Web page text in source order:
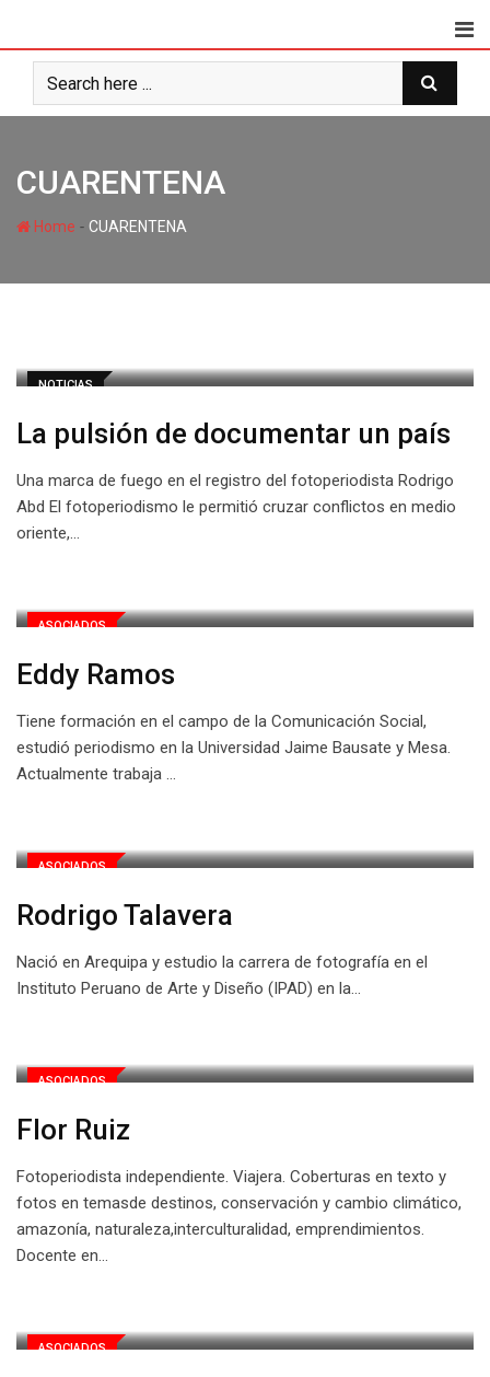
CUARENTENA
Home - CUARENTENA
NOTICIAS
La pulsión de documentar un país
Una marca de fuego en el registro del fotoperiodista Rodrigo
Abd El fotoperiodismo le permitió cruzar conflictos en medio
oriente,…
ASOCIADOS
Eddy Ramos
Tiene formación en el campo de la Comunicación Social,
estudió periodismo en la Universidad Jaime Bausate y Mesa.
Actualmente trabaja …
ASOCIADOS
Rodrigo Talavera
Nació en Arequipa y estudio la carrera de fotografía en el
Instituto Peruano de Arte y Diseño (IPAD) en la…
ASOCIADOS
Flor Ruiz
Fotoperiodista independiente. Viajera. Coberturas en texto y
fotos en temasde destinos, conservación y cambio climático,
amazonía, naturaleza,interculturalidad, emprendimientos.
Docente en…
ASOCIADOS